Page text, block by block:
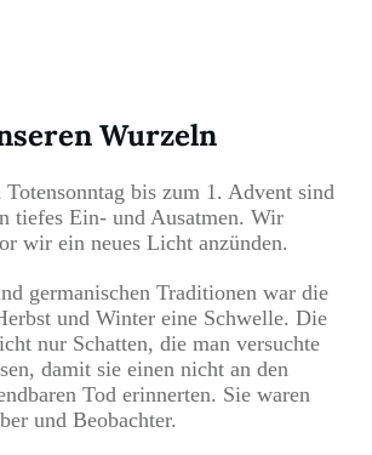
Wurzeln
Totensonntag bis zum 1. Advent sind
tiefes Ein- und Ausatmen. Wir
wir ein neues Licht anzünden.
germanischen Traditionen war die
und Winter eine Schwelle. Die
nur Schatten, die man versuchte
damit sie einen nicht an den
Tod erinnerten. Sie waren
und Beobachter.